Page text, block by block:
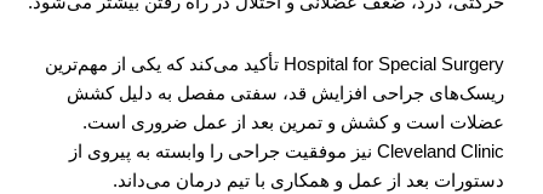
Hospital for Special Surgery تأکید می‌کند که یکی از مهم‌ترین
ریسک‌های جراحی افزایش قد، سفتی مفصل به دلیل کشش
عضلات است و کشش و تمرین بعد از عمل ضروری است.
Cleveland Clinic نیز موفقیت جراحی را وابسته به پیروی از
دستورات بعد از عمل و همکاری با تیم درمان می‌داند.